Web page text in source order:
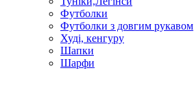
Футболки
Футболки з довгим рукавом
Худі, кенгуру
Шапки
Шарфи